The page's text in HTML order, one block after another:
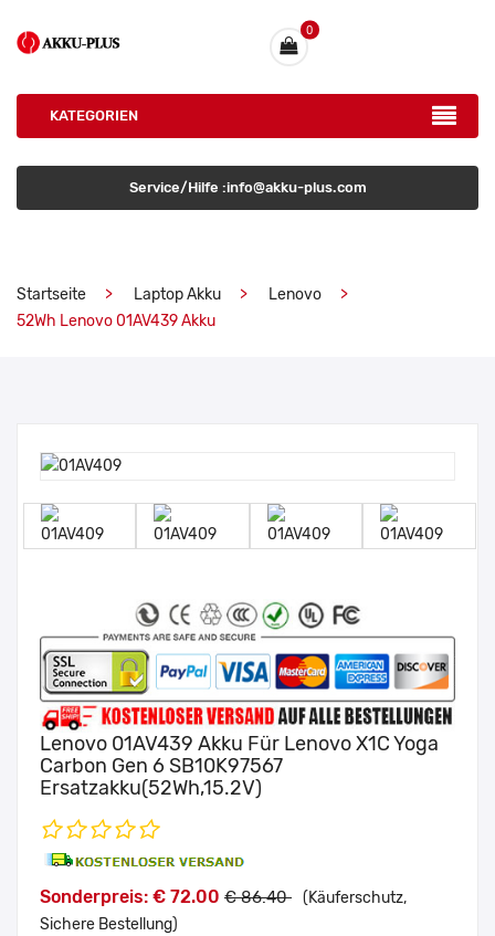
0
KATEGORIEN
Service/Hilfe :info@akku-plus.com
Startseite Laptop Akku
Lenovo
52Wh Lenovo 01AV439 Akku
Lenovo 01AV439 Akku Für Lenovo X1C Yoga
Carbon Gen 6 SB10K97567
Ersatzakku(52Wh,15.2V)
Sonderpreis: € 72.00 € 86.40 (Käuferschutz,
Sichere Bestellung)